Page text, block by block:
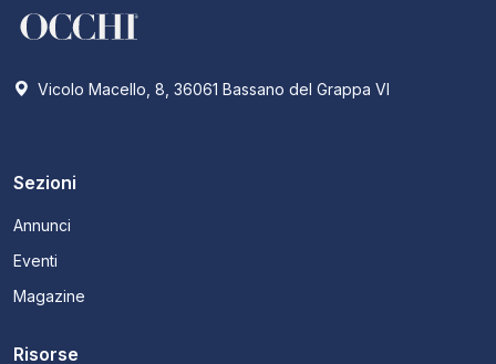
Vicolo Macello, 8, 36061 Bassano del Grappa VI
Sezioni
Annunci
Eventi
Magazine
Risorse